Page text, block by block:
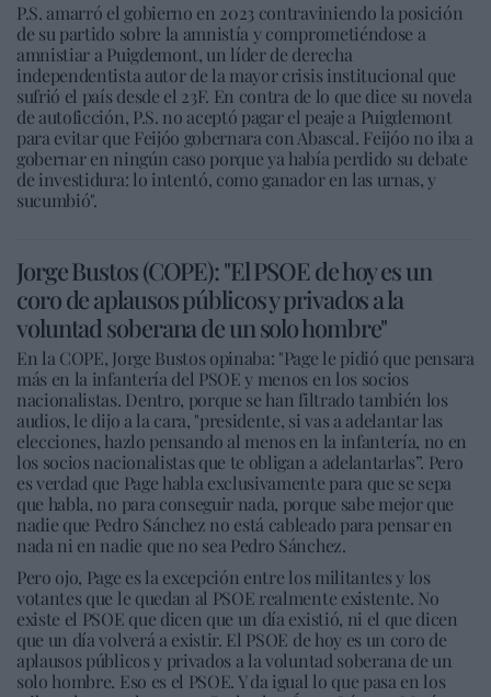
P.S. amarró el gobierno en 2023 contraviniendo la posición
de su partido sobre la amnistía y comprometiéndose a
amnistiar a Puigdemont, un líder de derecha
independentista autor de la mayor crisis institucional que
sufrió el país desde el 23F. En contra de lo que dice su novela
de autoficción, P.S. no aceptó pagar el peaje a Puigdemont
para evitar que Feijóo gobernara con Abascal. Feijóo no iba a
gobernar en ningún caso porque ya había perdido su debate
de investidura: lo intentó, como ganador en las urnas, y
sucumbió".
Jorge Bustos (COPE): "El PSOE de hoy es un
coro de aplausos públicos y privados a la
voluntad soberana de un solo hombre"
En la COPE, Jorge Bustos opinaba: "Page le pidió que pensara
más en la infantería del PSOE y menos en los socios
nacionalistas. Dentro, porque se han filtrado también los
audios, le dijo a la cara, "presidente, si vas a adelantar las
elecciones, hazlo pensando al menos en la infantería, no en
los socios nacionalistas que te obligan a adelantarlas”. Pero
es verdad que Page habla exclusivamente para que se sepa
que habla, no para conseguir nada, porque sabe mejor que
nadie que Pedro Sánchez no está cableado para pensar en
nada ni en nadie que no sea Pedro Sánchez.
Pero ojo, Page es la excepción entre los militantes y los
votantes que le quedan al PSOE realmente existente. No
existe el PSOE que dicen que un día existió, ni el que dicen
que un día volverá a existir. El PSOE de hoy es un coro de
aplausos públicos y privados a la voluntad soberana de un
solo hombre. Eso es el PSOE. Y da igual lo que pasa en los